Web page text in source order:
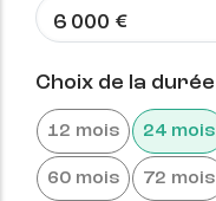
Choix de la durée
12 mois 24 mois
60 mois 72 mois